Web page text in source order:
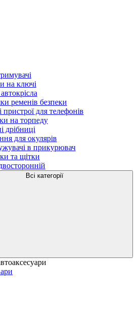
на ключі
ременів безпеки
пристрої для телефонів
на торпеду
дрібниці
для окулярів
в прикурювач
та щітки
Всі категорії